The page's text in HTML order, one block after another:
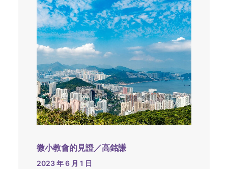
微小教會的見證／高銘謙
2023 年 6 月 1 日